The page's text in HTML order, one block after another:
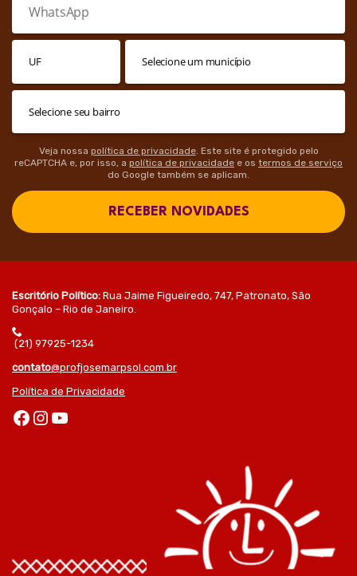
Veja nossa política de privacidade. Este site é protegido pelo
reCAPTCHA e, por isso, a política de privacidade e os termos de serviço
do Google também se aplicam.
RECEBER NOVIDADES
Escritório Político: Rua Jaime Figueiredo, 747, Patronato, São
Gonçalo – Rio de Janeiro.
(21) 97925-1234
contato@profjosemarpsol.com.br
Política de Privacidade
Facebook Instagram Youtube